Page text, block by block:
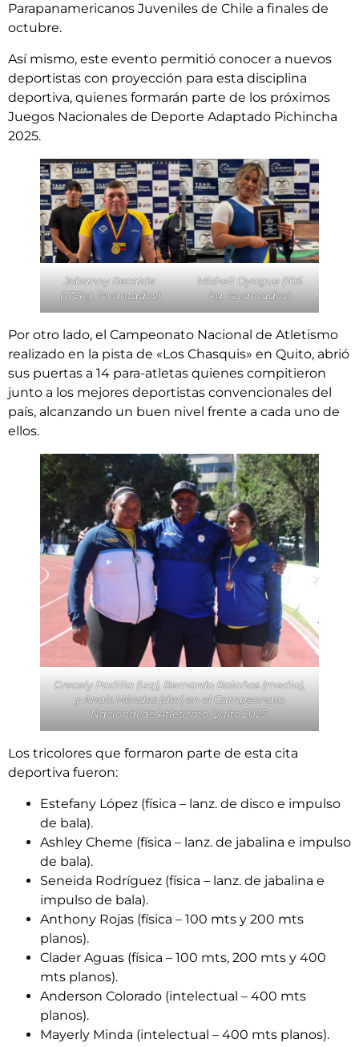
Parapanamericanos Juveniles de Chile a finales de
octubre.
Así mismo, este evento permitió conocer a nuevos
deportistas con proyección para esta disciplina
deportiva, quienes formarán parte de los próximos
Juegos Nacionales de Deporte Adaptado Pichincha
2025.
Jobanny Recalde
(175kg. levantados)
Mishell Oyague (105
kg. levantados)
Por otro lado, el Campeonato Nacional de Atletismo
realizado en la pista de «Los Chasquis» en Quito, abrió
sus puertas a 14 para-atletas quienes compitieron
junto a los mejores deportistas convencionales del
país, alcanzando un buen nivel frente a cada uno de
ellos.
Grecely Padilla (izq), Bernardo Bolaños (medio),
y Anaís Méndes (der) en el Campeonato
Nacional de Atletismo Quito 2025.
Los tricolores que formaron parte de esta cita
deportiva fueron:
Estefany López (física – lanz. de disco e impulso
de bala).
Ashley Cheme (física – lanz. de jabalina e impulso
de bala).
Seneida Rodríguez (física – lanz. de jabalina e
impulso de bala).
Anthony Rojas (física – 100 mts y 200 mts
planos).
Clader Aguas (física – 100 mts, 200 mts y 400
mts planos).
Anderson Colorado (intelectual – 400 mts
planos).
Mayerly Minda (intelectual – 400 mts planos).